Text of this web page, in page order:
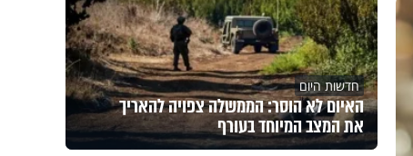
חדשות היום
האיום לא הוסר: הממשלה צפויה להאריך
את המצב המיוחד בעורף